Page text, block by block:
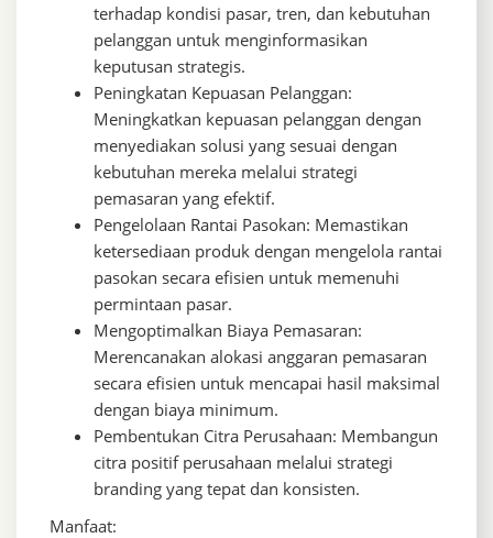
terhadap kondisi pasar, tren, dan kebutuhan
pelanggan untuk menginformasikan
keputusan strategis.
Peningkatan Kepuasan Pelanggan:
Meningkatkan kepuasan pelanggan dengan
menyediakan solusi yang sesuai dengan
kebutuhan mereka melalui strategi
pemasaran yang efektif.
Pengelolaan Rantai Pasokan: Memastikan
ketersediaan produk dengan mengelola rantai
pasokan secara efisien untuk memenuhi
permintaan pasar.
Mengoptimalkan Biaya Pemasaran:
Merencanakan alokasi anggaran pemasaran
secara efisien untuk mencapai hasil maksimal
dengan biaya minimum.
Pembentukan Citra Perusahaan: Membangun
citra positif perusahaan melalui strategi
branding yang tepat dan konsisten.
Manfaat: